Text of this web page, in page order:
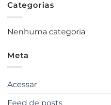
Categorias
Nenhuma categoria
Meta
Acessar
Feed de posts